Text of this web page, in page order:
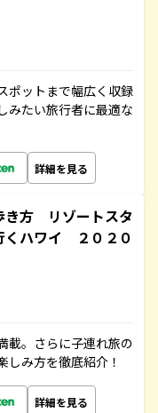
ポットまで幅広く収録
みたい旅行者に最適な
詳細を見る
方 リゾートスタ
ハワイ ２０２０
載。さらに子連れ旅の
み方を徹底紹介！
詳細を見る